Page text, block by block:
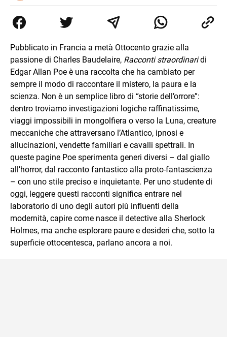
Australia e Asia, maturando inglese, spagnolo e il
desiderio di insegnare. Oggi sono docente di ruolo
cambiamento.
Pubblicato in Francia a metà Ottocento grazie alla
passione di Charles Baudelaire, Racconti straordinaridi
Edgar Allan Poe è una raccolta che ha cambiato per
sempre il modo di raccontare il mistero, la paura e la
scienza. Non è un semplice libro di “storie dell’orrore”:
dentro troviamo investigazioni logiche raffinatissime,
viaggi impossibili in mongolfiera o verso la Luna, creature
meccaniche che attraversano l’Atlantico, ipnosi e
allucinazioni, vendette familiari e cavalli spettrali. In
queste pagine Poe sperimenta generi diversi – dal giallo
all’horror, dal racconto fantastico alla proto‑fantascienza
– con uno stile preciso e inquietante. Per uno studente di
oggi, leggere questi racconti significa entrare nel
laboratorio di uno degli autori più influenti della
modernità, capire come nasce il detective alla Sherlock
Holmes, ma anche esplorare paure e desideri che, sotto la
superficie ottocentesca, parlano ancora a noi.